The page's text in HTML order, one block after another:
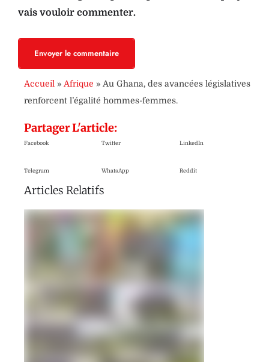
vais vouloir commenter.
Envoyer le commentaire
Accueil » Afrique » Au Ghana, des avancées législatives
renforcent l’égalité hommes-femmes.
Partager L'article:
Facebook Twitter LinkedIn
Telegram WhatsApp Reddit
Articles Relatifs